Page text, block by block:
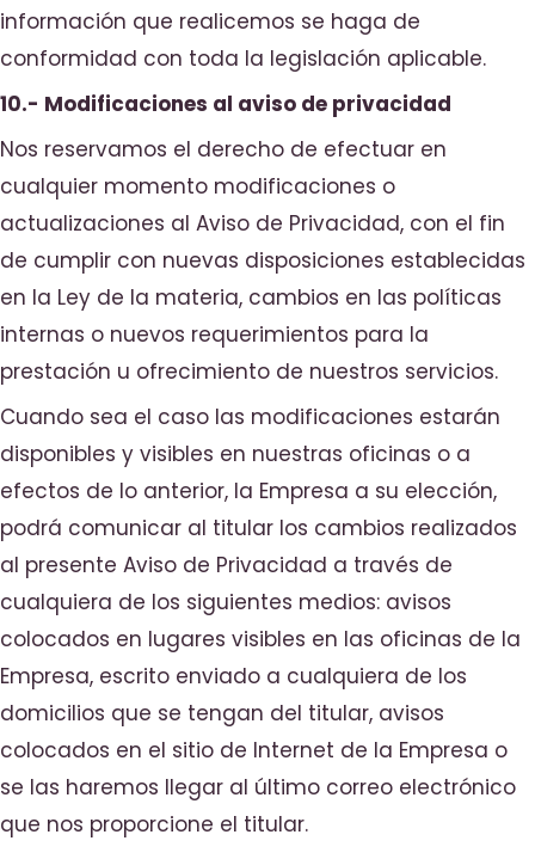
información que realicemos se haga de
conformidad con toda la legislación aplicable.
10.- Modificaciones al aviso de privacidad
Nos reservamos el derecho de efectuar en
cualquier momento modificaciones o
actualizaciones al Aviso de Privacidad, con el fin
de cumplir con nuevas disposiciones establecidas
en la Ley de la materia, cambios en las políticas
internas o nuevos requerimientos para la
prestación u ofrecimiento de nuestros servicios.
Cuando sea el caso las modificaciones estarán
disponibles y visibles en nuestras oficinas o a
efectos de lo anterior, la Empresa a su elección,
podrá comunicar al titular los cambios realizados
al presente Aviso de Privacidad a través de
cualquiera de los siguientes medios: avisos
colocados en lugares visibles en las oficinas de la
Empresa, escrito enviado a cualquiera de los
domicilios que se tengan del titular, avisos
colocados en el sitio de Internet de la Empresa o
se las haremos llegar al último correo electrónico
que nos proporcione el titular.